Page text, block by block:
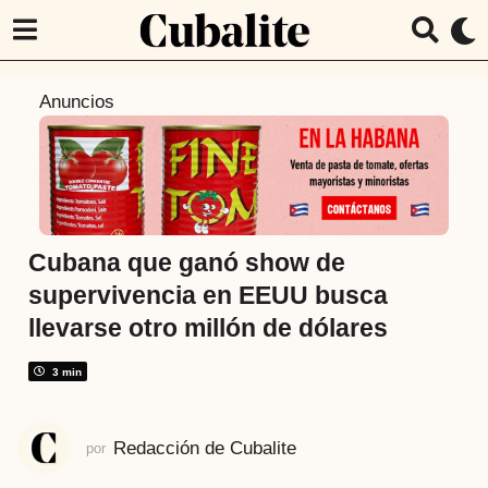
r
s
1
a
a
Anuncios
Cubana que ganó show de
supervivencia en EEUU busca
llevarse otro millón de dólares
3 min
por Redacción de Cubalite